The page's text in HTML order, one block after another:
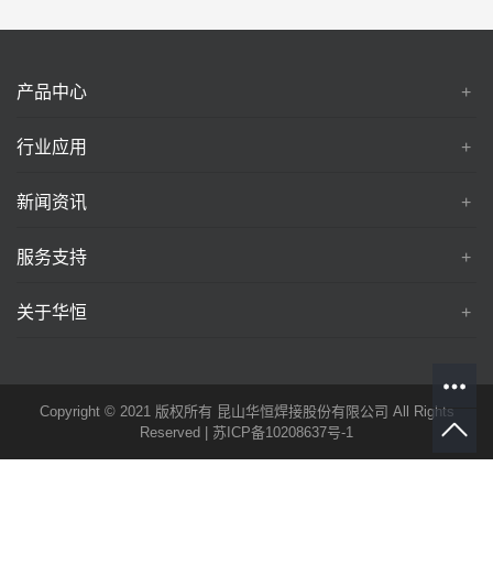
产品中心
行业应用
新闻资讯
服务支持
关于华恒
Copyright © 2021 版权所有 昆山华恒焊接股份有限公司 All Rights
Reserved | 苏ICP备10208637号-1